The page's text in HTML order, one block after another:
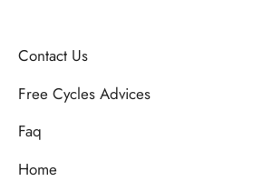
Contact Us
Free Cycles Advices
Faq
Home